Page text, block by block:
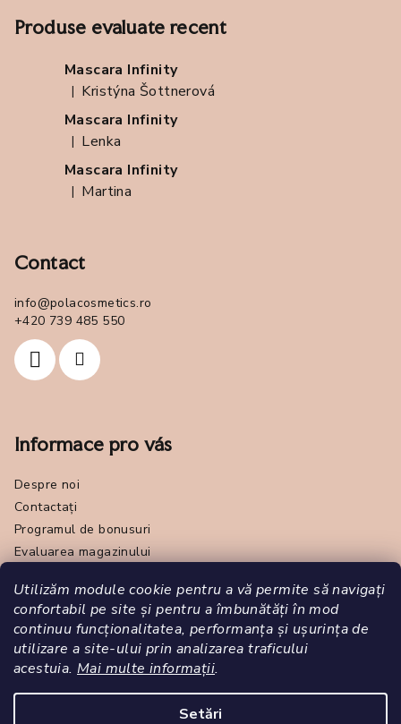
Utilizăm module cookie pentru a vă permite să navigați
confortabil pe site și pentru a îmbunătăți în mod
continuu funcționalitatea, performanța și ușurința de
utilizare a site-ului prin analizarea traficului
acestuia.Mai multe informații.
Setări
Produse evaluate recent
Mascara Infinity
Ratingul produsului este 5 din 5 stele.
| Kristýna Šottnerová
Mascara Infinity
Ratingul produsului este 5 din 5 stele.
| Lenka
Mascara Infinity
Ratingul produsului este 5 din 5 stele.
| Martina
Contact
info@polacosmetics.ro
+420 739 485 550
Informace pro vás
Despre noi
Contactați
Programul de bonusuri
Evaluarea magazinului
Termeni și condiții generale
Online odstoupení od smlouvy
Politica de confidențialitate - GDPR
Vă rugăm să ne scrieți